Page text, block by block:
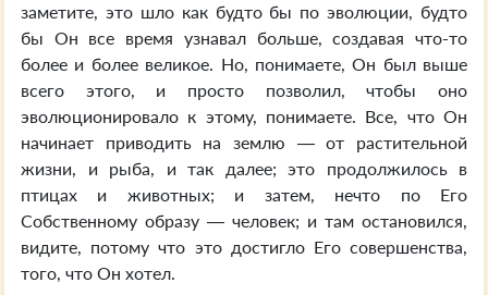
заметите, это шло как будто бы по эволюции, будто
бы Он все время узнавал больше, создавая что-то
более и более великое. Но, понимаете, Он был выше
всего этого, и просто позволил, чтобы оно
эволюционировало к этому, понимаете. Все, что Он
начинает приводить на землю — от растительной
жизни, и рыба, и так далее; это продолжилось в
птицах и животных; и затем, нечто по Его
Собственному образу — человек; и там остановился,
видите, потому что это достигло Его совершенства,
того, что Он хотел.